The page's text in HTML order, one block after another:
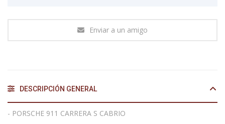
Enviar a un amigo
DESCRIPCIÓN GENERAL
- PORSCHE 911 CARRERA S CABRIO